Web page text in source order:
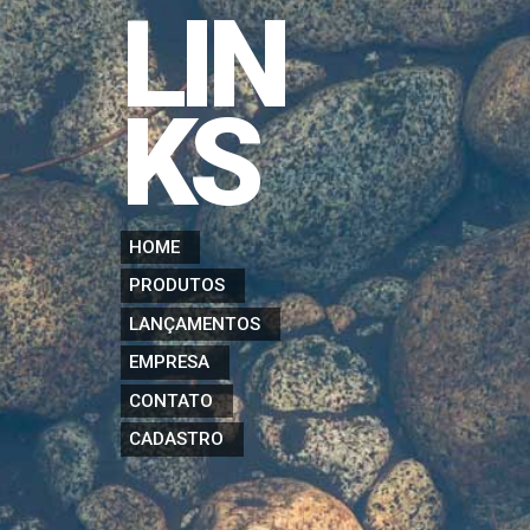
LIN
KS
HOME
PRODUTOS
LANÇAMENTOS
EMPRESA
CONTATO
CADASTRO